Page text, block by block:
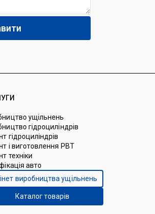
ущільнень
гідроциліндрів
гідроциліндрів
і виготовлення РВТ
техніки
авто
виробництва ущільнень
Каталог товарів